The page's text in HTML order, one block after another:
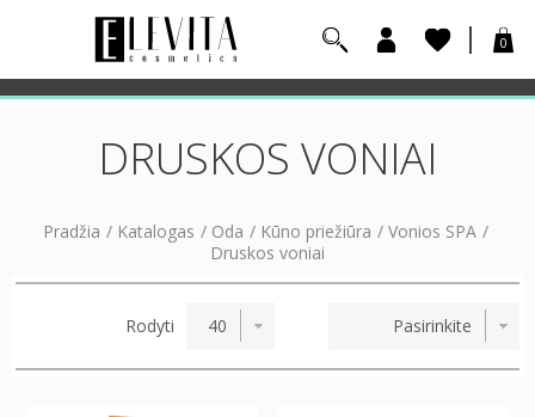
0
DRUSKOS VONIAI
Pradžia / Katalogas / Oda / Kūno priežiūra / Vonios SPA /
Druskos voniai
Rodyti